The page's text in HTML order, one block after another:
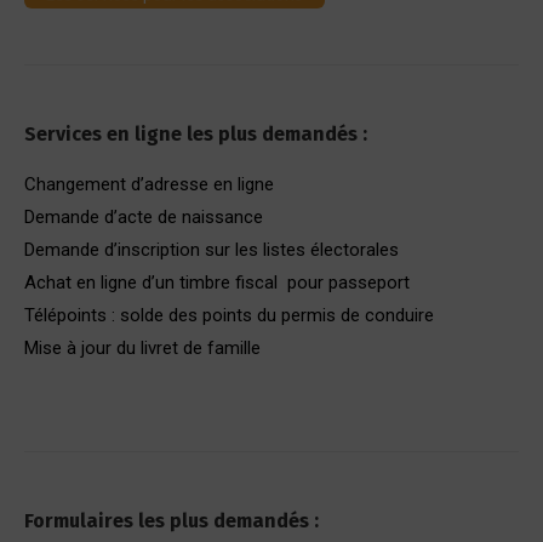
Services en ligne les plus demandés :
Changement d’adresse en ligne
Demande d’acte de naissance
Demande d’inscription sur les listes électorales
Achat en ligne d’un timbre fiscal pour passeport
Télépoints : solde des points du permis de conduire
Mise à jour du livret de famille
Formulaires les plus demandés :